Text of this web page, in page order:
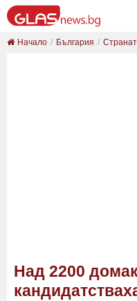
Начало България
Над 2200